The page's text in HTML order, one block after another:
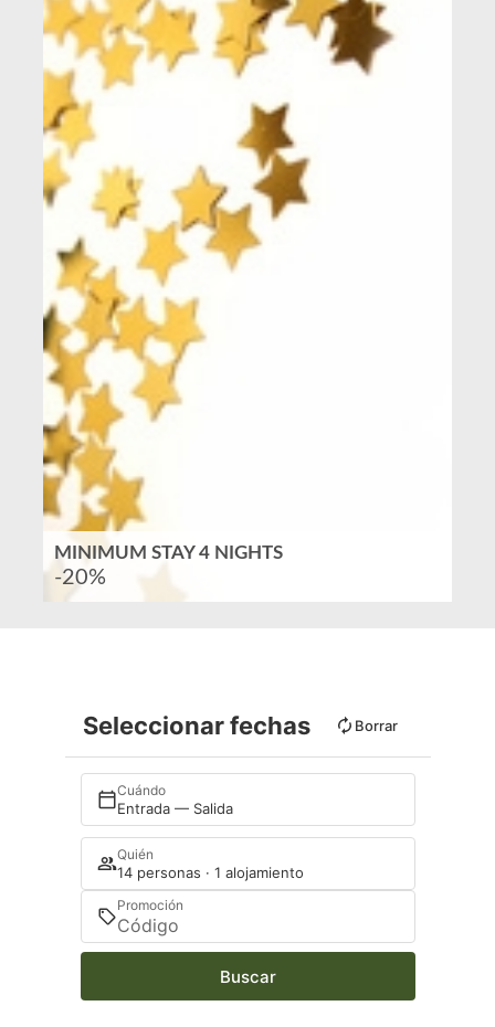
MINIMUM STAY 4 NIGHTS
-20%
Seleccionar fechas Borrar
Cuándo
Entrada — Salida
Quién
14 personas · 1 alojamiento
Promoción
Buscar